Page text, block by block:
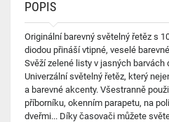
POPIS
Originální barevný světelný řetěz s
diodou přináší vtipné, veselé
Svěží zelené listy v jasných barvách
Univerzální světelný řetěz, který
a barevné akcenty. Všestranně
příborníku, okenním parapetu, na
dveřmi... Díky časovači můžete